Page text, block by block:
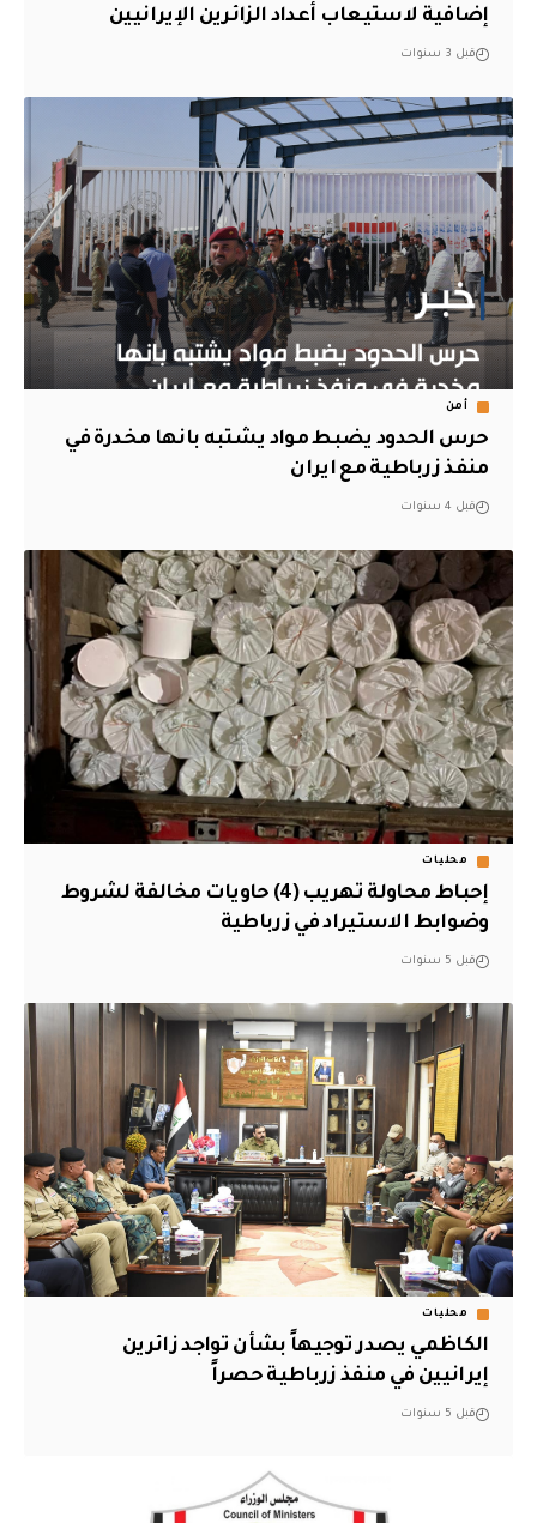
إضافية لاستيعاب أعداد الزائرين الإيرانيين
قبل 3 سنوات
أمن
حرس الحدود يضبط مواد يشتبه بانها مخدرة في
منفذ زرباطية مع ايران
قبل 4 سنوات
محليات
إحباط محاولة تهريب (4) حاويات مخالفة لشروط
وضوابط الاستيراد في زرباطية
قبل 5 سنوات
محليات
الكاظمي يصدر توجيهاً بشأن تواجد زائرين
إيرانيين في منفذ زرباطية حصراً
قبل 5 سنوات